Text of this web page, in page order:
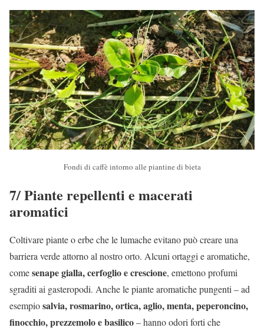
Fondi di caffè intorno alle piantine di bieta
7/ Piante repellenti e macerati
aromatici
Coltivare piante o erbe che le lumache evitano può creare una
barriera verde attorno al nostro orto. Alcuni ortaggi e aromatiche,
comesenape gialla, cerfoglio e crescione, emettono profumi
sgraditi ai gasteropodi. Anche le piante aromatiche pungenti – ad
esempiosalvia, rosmarino, ortica, aglio, menta, peperoncino,
finocchio, prezzemolo e basilico– hanno odori forti che